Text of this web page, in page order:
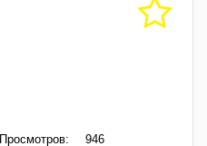
Просмотров: 946